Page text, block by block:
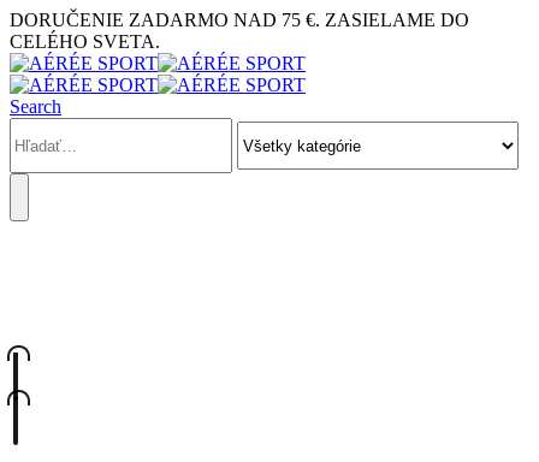
DORUČENIE ZADARMO NAD 75 €. ZASIELAME DO
CELÉHO SVETA.
Search